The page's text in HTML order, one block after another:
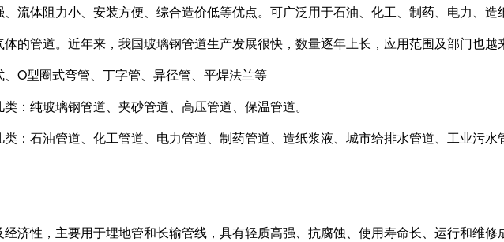
流体阻力小、安装方便、综合造价低等优点。可广泛用于石油、化工、制药、电力、造
的管道。近年来，我国玻璃钢管道生产发展很快，数量逐年上长，应用范围及部门也越
O型圈式弯管、丁字管、异径管、平焊法兰等
：纯玻璃钢管道、夹砂管道、高压管道、保温管道。
：石油管道、化工管道、电力管道、制药管道、造纸浆液、城市给排水管道、工业污
济性，主要用于埋地管和长输管线，具有轻质高强、抗腐蚀、使用寿命长、运行和维修